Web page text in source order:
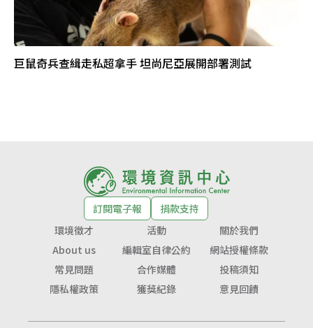
巨鼠奇兵查緝走私超拿手 坦尚尼亞展開部署測試
訂閱電子報
捐款支持
環境徵才
活動
關於我們
About us
編輯室自律公約
網站授權條款
常見問題
合作媒體
投稿須知
隱私權政策
獲獎紀錄 意見回饋